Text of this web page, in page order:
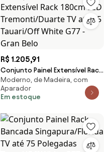
R$ 1.205,91
Conjunto Painel Extensível Rack
180cm LED Tremonti/Duarte TV
até 55 Tauari/Off White G77 -
Gran Belo
Moderno, de Madeira, com
Aparador
Em estoque